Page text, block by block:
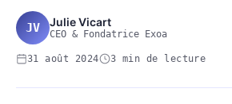
JV Julie Vicart
CEO & Fondatrice Exoa
31 août 2024 3 min de lecture